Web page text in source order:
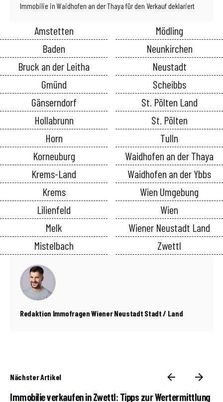
Immobilie in Waidhofen an der Thaya für den Verkauf deklariert
Amstetten
Baden
Bruck an der Leitha
Gmünd
Gänserndorf
Hollabrunn
Horn
Korneuburg
Krems-Land
Krems
Lilienfeld
Melk
Mistelbach
Mödling
Neunkirchen
Neustadt
Scheibbs
St. Pölten Land
St. Pölten
Tulln
Waidhofen an der Thaya
Waidhofen an der Ybbs
Wien Umgebung
Wien
Wiener Neustadt Land
Zwettl
Redaktion Immofragen Wiener Neustadt Stadt / Land
Nächster Artikel
Immobilie verkaufen in Zwettl: Tipps zur Wertermittlung